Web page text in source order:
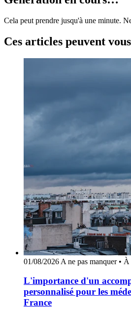
Cela peut prendre jusqu'à une minute.
Ces articles peuvent
01/08/2026 A ne pas manquer • À
L'importance d'un
personnalisé pour les
France